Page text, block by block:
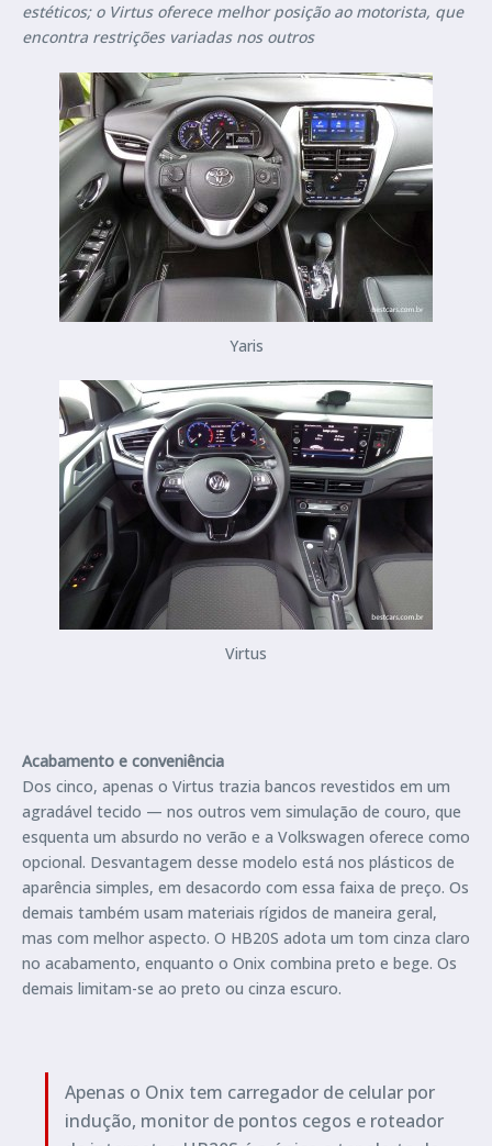
estéticos; o Virtus oferece melhor posição ao motorista, que
encontra restrições variadas nos outros
Yaris
Virtus
Acabamento e conveniência
Dos cinco, apenas o Virtus trazia bancos revestidos em um
agradável tecido — nos outros vem simulação de couro, que
esquenta um absurdo no verão e a Volkswagen oferece como
opcional. Desvantagem desse modelo está nos plásticos de
aparência simples, em desacordo com essa faixa de preço. Os
demais também usam materiais rígidos de maneira geral,
mas com melhor aspecto. O HB20S adota um tom cinza claro
no acabamento, enquanto o Onix combina preto e bege. Os
demais limitam-se ao preto ou cinza escuro.
Apenas o Onix tem carregador de celular por
indução, monitor de pontos cegos e roteador